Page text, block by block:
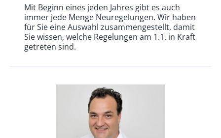
Mit Beginn eines jeden Jahres gibt es auch
immer jede Menge Neuregelungen. Wir haben
für Sie eine Auswahl zusammengestellt, damit
Sie wissen, welche Regelungen am 1.1. in Kraft
getreten sind.